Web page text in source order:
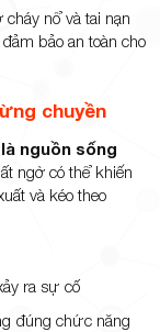
nổ và tai nạn
bảo an toàn cho
chuyền
nguồn sống
ngờ có thể khiến
và kéo theo
ra sự cố
đúng chức năng